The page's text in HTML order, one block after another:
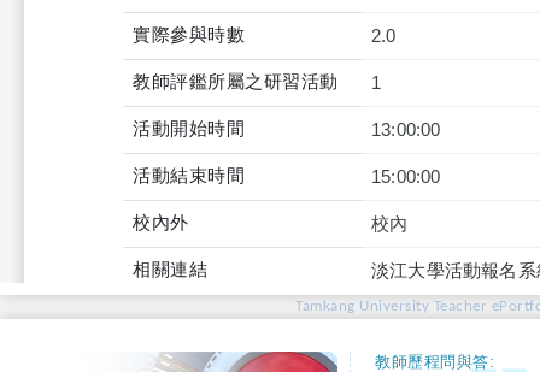
實際參與時數 2.0
教師評鑑所屬之研習活動 1
活動開始時間 13:00:00
活動結束時間 15:00:00
校內外 校內
相關連結 淡江大學活動報名
Tamkang University Teacher
教師歷程問與答: